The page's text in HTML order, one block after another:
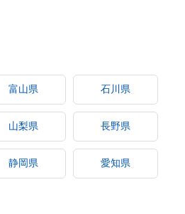
富山県 石川県
山梨県 長野県
静岡県 愛知県